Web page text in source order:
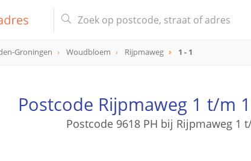
Groningen Woudbloem Rijpmaweg 1 - 1
Postcode Rijpmaweg 1 t/m
Postcode 9618 PH bij Rijpmaweg